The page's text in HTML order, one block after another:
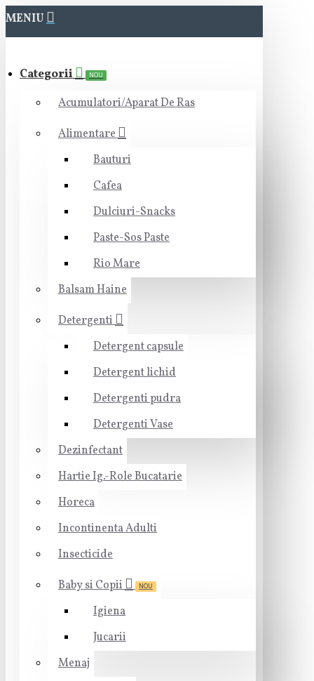
MENIU
Categorii NOU
Acumulatori/Aparat De Ras
Alimentare
Bauturi
Cafea
Dulciuri-Snacks
Paste-Sos Paste
Rio Mare
Balsam Haine
Detergenti
Detergent capsule
Detergent lichid
Detergenti pudra
Detergenti Vase
Dezinfectant
Hartie Ig.-Role Bucatarie
Horeca
Incontinenta Adulti
Insecticide
Baby si Copii
NOU
Igiena
Jucarii
Menaj